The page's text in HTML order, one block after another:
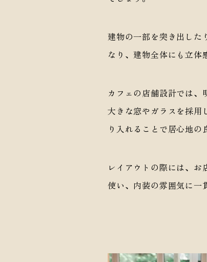
施工事例
性能について
住まいの事典
プライベー
建物の一部を突き出した
なり、建物全体にも立体
カフェの店舗設計では、
大きな窓やガラスを採用
り入れることで居心地の
レイアウトの際には、
使い、内装の雰囲気に一